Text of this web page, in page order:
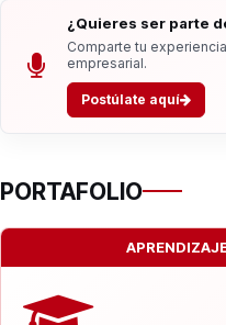
¿Quieres ser parte
Comparte tu
empresarial.
Postúlate aquí
PORTAFOLIO